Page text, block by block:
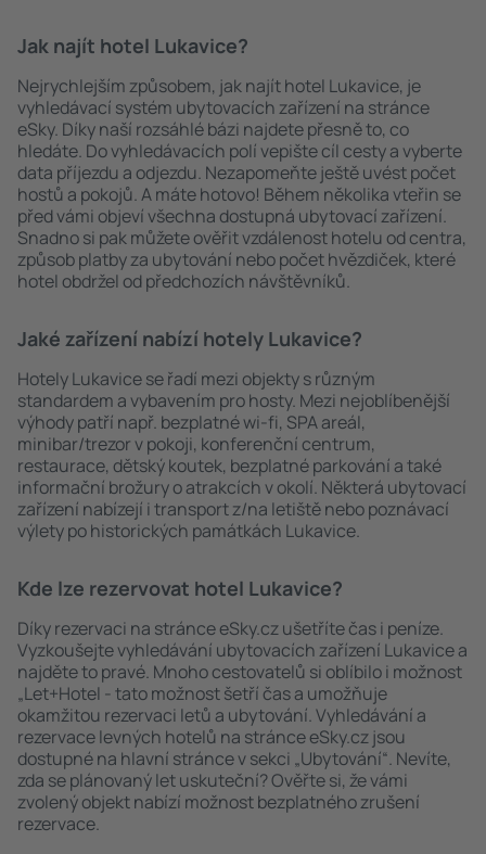
Jak najít hotel Lukavice?
Nejrychlejším způsobem, jak najít hotel Lukavice, je
vyhledávací systém ubytovacích zařízení na stránce
eSky. Díky naší rozsáhlé bázi najdete přesně to, co
hledáte. Do vyhledávacích polí vepište cíl cesty a vyberte
data příjezdu a odjezdu. Nezapomeňte ještě uvést počet
hostů a pokojů. A máte hotovo! Během několika vteřin se
před vámi objeví všechna dostupná ubytovací zařízení.
Snadno si pak můžete ověřit vzdálenost hotelu od centra,
způsob platby za ubytování nebo počet hvězdiček, které
hotel obdržel od předchozích návštěvníků.
Jaké zařízení nabízí hotely Lukavice?
Hotely Lukavice se řadí mezi objekty s různým
standardem a vybavením pro hosty. Mezi nejoblíbenější
výhody patří např. bezplatné wi-fi, SPA areál,
minibar/trezor v pokoji, konferenční centrum,
restaurace, dětský koutek, bezplatné parkování a také
informační brožury o atrakcích v okolí. Některá ubytovací
zařízení nabízejí i transport z/na letiště nebo poznávací
výlety po historických památkách Lukavice.
Kde lze rezervovat hotel Lukavice?
Díky rezervaci na stránce eSky.cz ušetříte čas i peníze.
Vyzkoušejte vyhledávání ubytovacích zařízení Lukavice a
najděte to pravé. Mnoho cestovatelů si oblíbilo i možnost
„Let+Hotel - tato možnost šetří čas a umožňuje
okamžitou rezervaci letů a ubytování. Vyhledávání a
rezervace levných hotelů na stránce eSky.cz jsou
dostupné na hlavní stránce v sekci „Ubytování“. Nevíte,
zda se plánovaný let uskuteční? Ověřte si, že vámi
zvolený objekt nabízí možnost bezplatného zrušení
rezervace.